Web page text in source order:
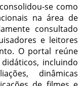
se como
na área de
consultado
e leitores
O portal reúne
incluindo
dinâmicas